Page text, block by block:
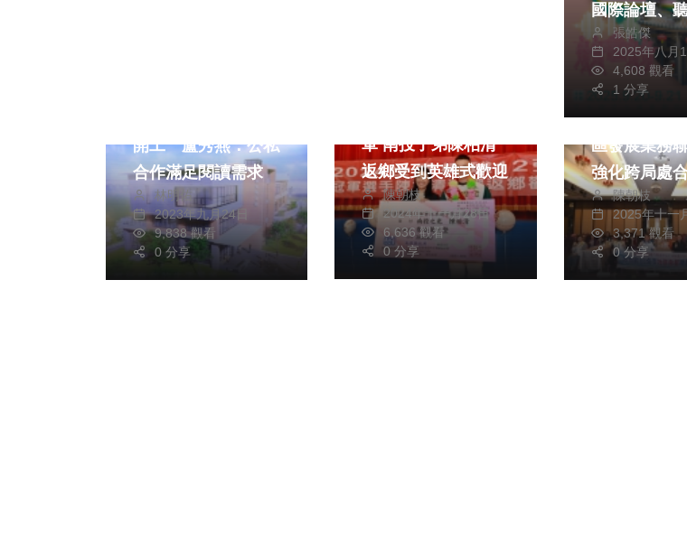
國際論壇、
音-全國古蹟
全國古蹟日攜
22縣市共同
眾沉浸古蹟
張皓傑
2025年八月
4,608 觀看
1 分享
開工 盧秀燕：公私
合作滿足閱讀需求
林明佑
2023年九月24日
9,838 觀看
0 分享
軍 南投子弟陳柏清
返鄉受到英雄式歡迎
陳朝枝
2024年十一月28日
6,636 觀看
0 分享
社會
縣府辦理
區發展業務
強化跨局處
社區永續發
陳朝枝
2025年十一
3,371 觀看
0 分享